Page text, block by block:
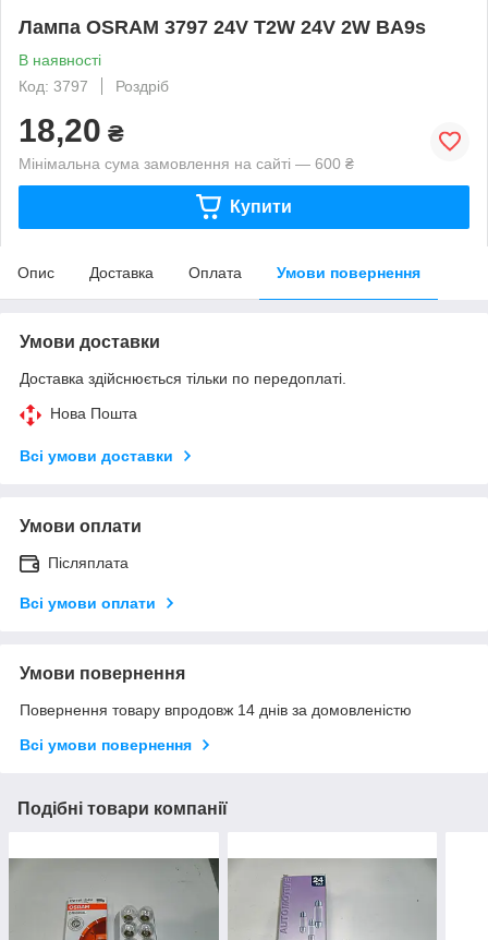
Лампа OSRAM 3797 24V T2W 24V 2W BA9s
В наявності
Код: 3797
Роздріб
18,20 ₴
Мінімальна сума замовлення на сайті — 600 ₴
Купити
Опис Доставка Оплата Умови повернення
Умови доставки
Доставка здійснюється тільки по передоплаті.
Нова Пошта
Всі умови доставки
Умови оплати
Післяплата
Всі умови оплати
Умови повернення
Повернення товару впродовж 14 днів за домовленістю
Всі умови повернення
Подібні товари компанії